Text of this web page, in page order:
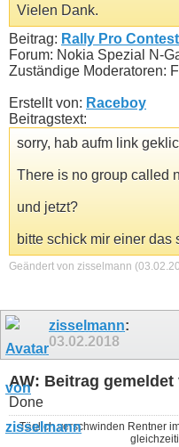
Vielen Dank.
Beitrag: Rally Pro
Forum: Nokia Spezial N-
Zuständige Moderatoren:
Erstellt von: Raceboy
Beitragstext:
sorry, hab aufm link
There is no group called
und jetzt?
bitte schick mir einer das
Geändert von zisselmann
zisselmann:
03.02.2018
AW: Beitrag
Done
Täglich verschwinden Rentner